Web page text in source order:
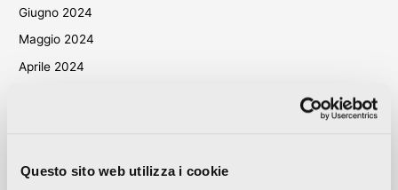
Questo sito web utilizza i cookie
Giugno 2024
Maggio 2024
Aprile 2024
Maggio 2023